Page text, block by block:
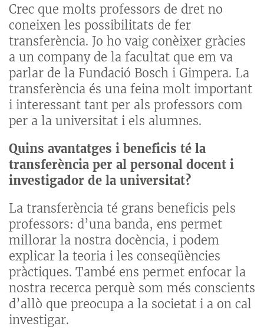
Crec que molts professors de dret no
coneixen les possibilitats de fer
transferència. Jo ho vaig conèixer gràcies
a un company de la facultat que em va
parlar de la Fundació Bosch i Gimpera. La
transferència és una feina molt important
i interessant tant per als professors com
per a la universitat i els alumnes.
Quins avantatges i beneficis té la
transferència per al personal docent i
investigador de la universitat?
La transferència té grans beneficis pels
professors: d’una banda, ens permet
millorar la nostra docència, i podem
explicar la teoria i les conseqüències
pràctiques. També ens permet enfocar la
nostra recerca perquè som més conscients
d’allò que preocupa a la societat i a on cal
investigar.